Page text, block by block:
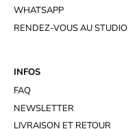
WHATSAPP
RENDEZ-VOUS AU STUDIO
INFOS
FAQ
NEWSLETTER
LIVRAISON ET RETOUR